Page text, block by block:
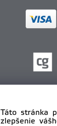
Táto stránka
zlepšenie